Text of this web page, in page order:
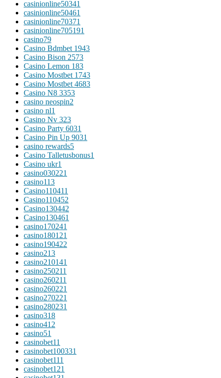
casinionline50341
casinionline50461
casinionline70371
casinionline705191
casino79
Casino Bdmbet 1943
Casino Bison 2573
Casino Lemon 183
Casino Mostbet 1743
Casino Mostbet 4683
Casino N8 3353
casino neospin2
casino nl1
Casino Nv 323
Casino Party 6031
Casino Pin Up 9031
casino rewards5
Casino Talletusbonus1
Casino ukr1
casino030221
casino113
Casino110411
Casino110452
Casino130442
Casino130461
casino170241
casino180121
casino190422
casino213
casino210141
casino250211
casino260211
casino260221
casino270221
casino280231
casino318
casino412
casino51
casinobet11
casinobet100331
casinobet111
casinobet121